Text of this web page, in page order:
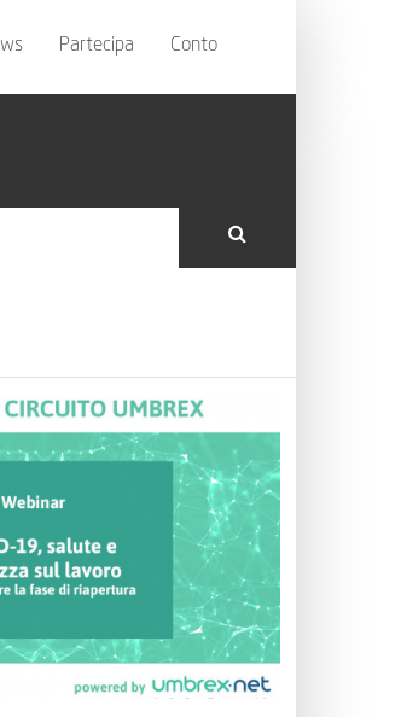
Partecipa Conto